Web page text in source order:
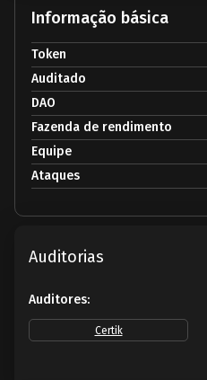
Informação básica
Token
Auditado
DAO
Fazenda de rendimento
Equipe
Ataques
Auditorias
Auditores:
Certik